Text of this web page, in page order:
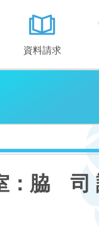
資料請求
：脇 司